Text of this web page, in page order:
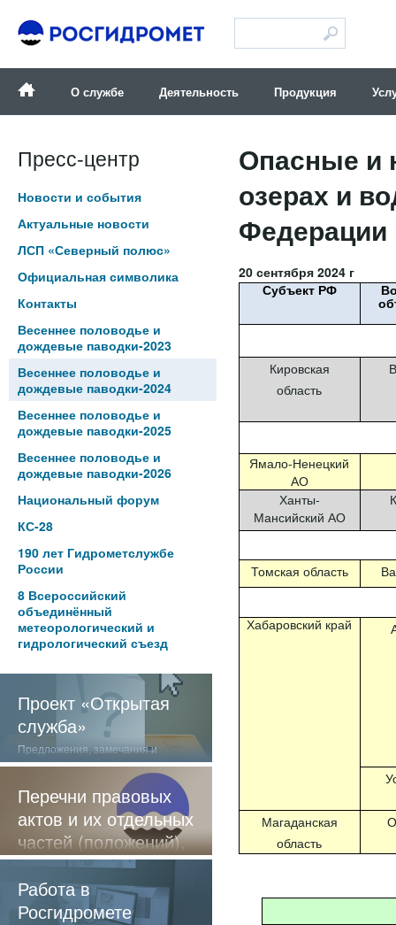
О службе Деятельность Продукция
Пресс-центр
Новости и события
Актуальные новости
ЛСП «Северный полюс»
Официальная символика
Контакты
Весеннее половодье и
дождевые паводки-2023
Весеннее половодье и
дождевые паводки-2024
Весеннее половодье и
дождевые паводки-2025
Весеннее половодье и
дождевые паводки-2026
Национальный форум
КС-28
190 лет Гидрометслужбе
России
8 Всероссийский
объединённый
метеорологический и
гидрологический съезд
Проект «Открытая
служба»
Предложения, замечания и
отзывы о нашей работе
Перечни правовых
актов и их отдельных
частей (положений),
содержащие
обязательные
требования
Работа в
Росгидромете
Опасные и
озерах и
Федерации
20 сентября 2024 г
Субъект РФ
Кировская
область
Ямало-Ненецкий
АО
Ханты-
Мансийский АО
Томская область
Хабаровский край
Магаданская
область